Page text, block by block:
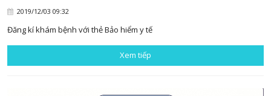
2019/12/03 09:32
Đăng kí khám bệnh với thẻ Bảo hiểm y tế
Xem tiếp